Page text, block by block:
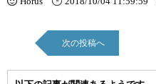
次の投稿へ